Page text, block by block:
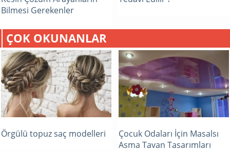
Bilmesi Gerekenler
ÇOK OKUNANLAR
Örgülü topuz saç modelleri
Çocuk Odaları İçin Masalsı
Asma Tavan Tasarımları